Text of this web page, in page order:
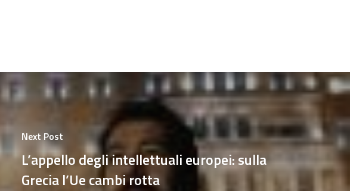
Next Post
L’appello degli intellettuali europei: sulla
Grecia l’Ue cambi rotta